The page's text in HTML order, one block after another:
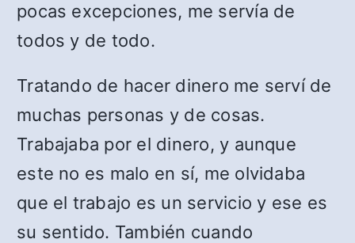
pocas excepciones, me servía de
todos y de todo.
Tratando de hacer dinero me serví de
muchas personas y de cosas.
Trabajaba por el dinero, y aunque
este no es malo en sí, me olvidaba
que el trabajo es un servicio y ese es
su sentido. También cuando